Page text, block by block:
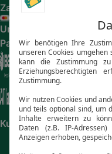
Zahlungsarten
Unsere
Partner
Kundenbewertungen